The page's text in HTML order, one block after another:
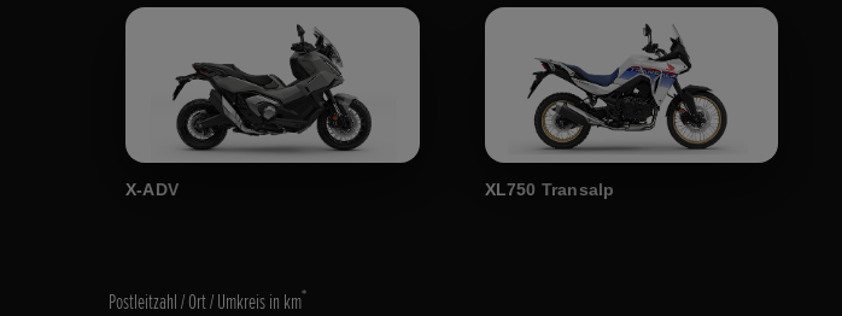
X-ADV XL750 Transalp
Postleitzahl / Ort / Umkreis in km*